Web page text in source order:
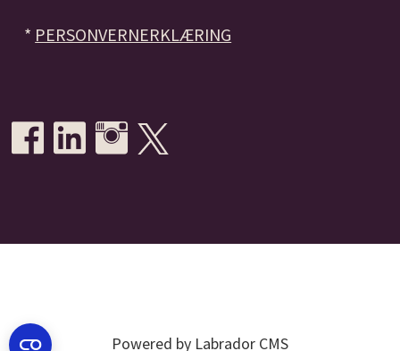
* PERSONVERNERKLÆRING
Powered by Labrador CMS